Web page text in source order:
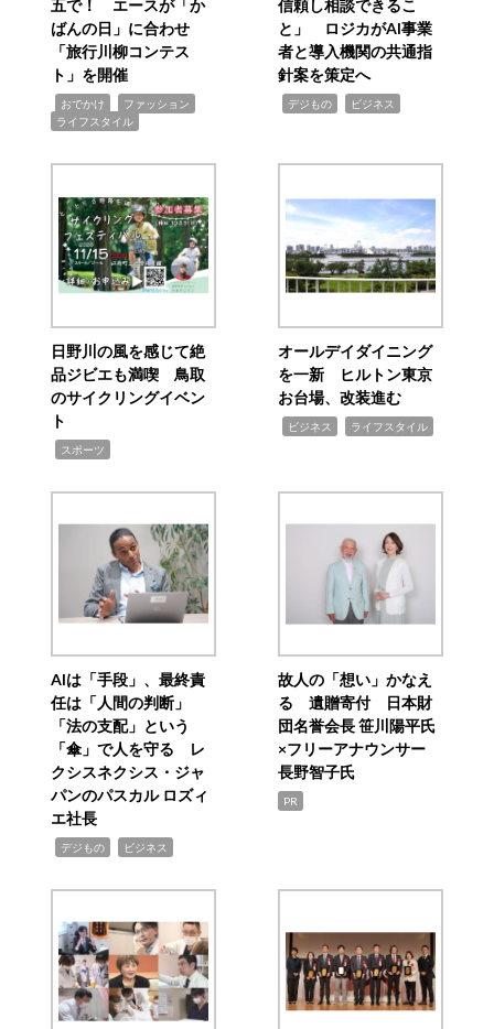
五で！ エースが「か
ばんの日」に合わせ
「旅行川柳コンテス
ト」を開催
おでかけ ファッション
ライフスタイル
信頼し相談できるこ
と」 ロジカがAI事業
者と導入機関の共通指
針案を策定へ
デジもの ビジネス
日野川の風を感じて絶
品ジビエも満喫 鳥取
のサイクリングイベン
ト
スポーツ
オールデイダイニング
を一新 ヒルトン東京
お台場、改装進む
ビジネス ライフスタイル
AIは「手段」、最終責
任は「人間の判断」
「法の支配」という
「傘」で人を守る レ
クシスネクシス・ジャ
パンのパスカル ロズィ
エ社長
デジもの ビジネス
故人の「想い」かなえ
る 遺贈寄付 日本財
団名誉会長 笹川陽平氏
×フリーアナウンサー
長野智子氏
PR